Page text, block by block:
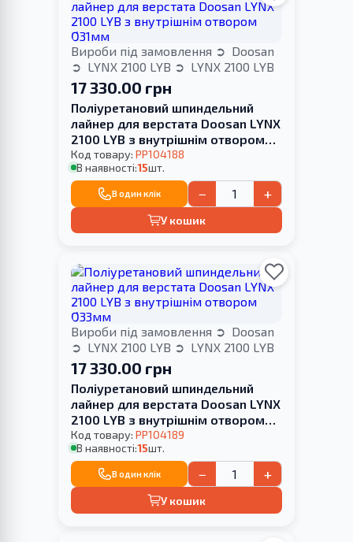
Вироби під замовлення
Doosan
LYNX 2100 LYB
LYNX 2100 LYB
17 330.00 грн
Поліуретановий шпиндельний
лайнер для верстата Doosan LYNX
2100 LYB з внутрішнім отвором
Ø31мм
Код товару: PP104188
В наявності:15шт.
В один клік − +
У кошик
Вироби під замовлення
Doosan
LYNX 2100 LYB
LYNX 2100 LYB
17 330.00 грн
Поліуретановий шпиндельний
лайнер для верстата Doosan LYNX
2100 LYB з внутрішнім отвором
Ø33мм
Код товару: PP104189
В наявності:15шт.
В один клік − +
У кошик